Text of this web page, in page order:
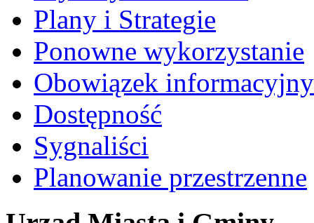
Plany i Strategie
Ponowne wykorzystanie
Obowiązek informacyjny
Dostępność
Sygnaliści
Planowanie przestrzenne